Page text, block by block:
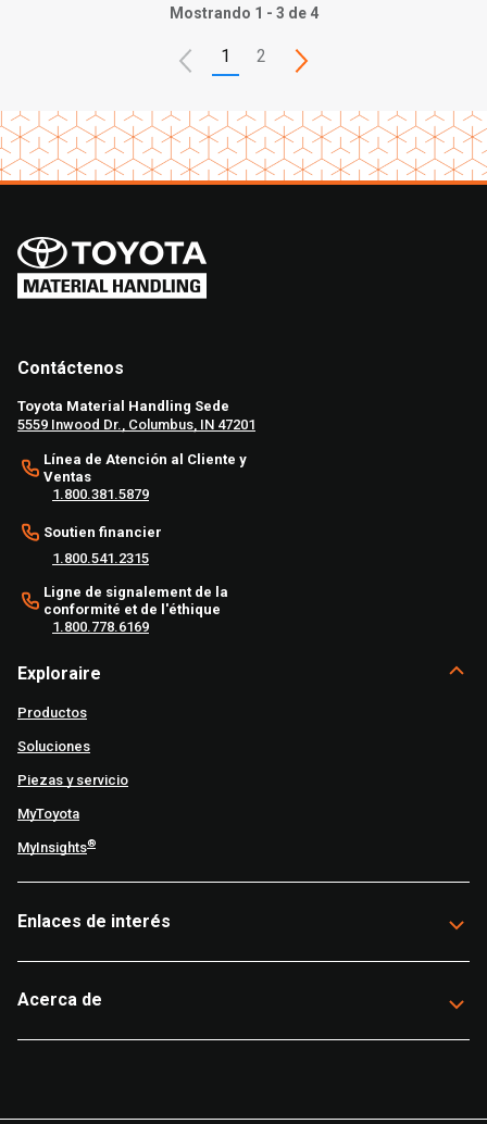
Mostrando 1 - 3 de 4
1 2
Contáctenos
Toyota Material Handling Sede
5559 Inwood Dr., Columbus, IN 47201
Línea de Atención al Cliente y
Ventas
1.800.381.5879
Soutien financier
1.800.541.2315
Ligne de signalement de la
conformité et de l'éthique
1.800.778.6169
Exploraire
Productos
Soluciones
Piezas y servicio
MyToyota
MyInsights®
Enlaces de interés
Acerca de